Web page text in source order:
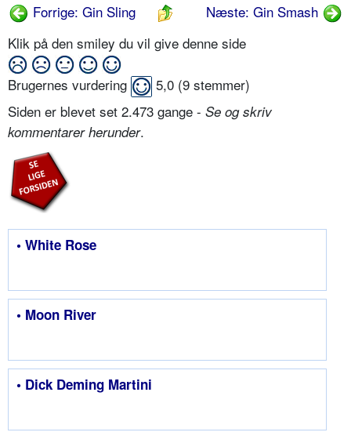
Forrige: Gin Sling
Næste: Gin Smash
Klik på den smiley du vil give denne side
Brugernes vurdering 5,0 (9 stemmer)
Siden er blevet set 2.473 gange - Se og skriv
kommentarer herunder.
• White Rose
• Moon River
• Dick Deming Martini